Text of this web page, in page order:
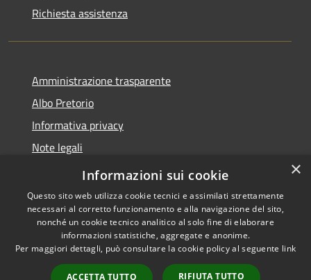
Richiesta assistenza
Amministrazione trasparente
Albo Pretorio
Informativa privacy
Note legali
Dichiarazione di accessibilità
Accessibilità
Copyright © 2026 • Comune di
Vodo di Cadore • Powered by
Municipium• Accesso
×
Informazioni sui cookie
Questo sito web utilizza cookie tecnici e assimilati strettamente
necessari al corretto funzionamento e alla navigazione del sito,
nonché un cookie tecnico analitico al solo fine di elaborare
informazioni statistiche, aggregate e anonime.
Per maggiori dettagli, può consultare la cookie policy al seguente link
ACCETTA TUTTO RIFIUTA TUTTO